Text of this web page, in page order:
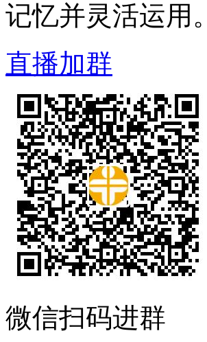
记忆并灵活运用。
直播加群
微信扫码进群